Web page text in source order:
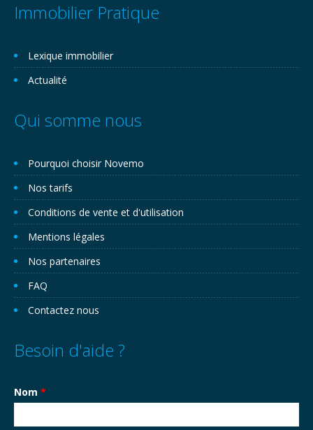
Immobilier Pratique
Lexique immobilier
Actualité
Qui somme nous
Pourquoi choisir Novemo
Nos tarifs
Conditions de vente et d'utilisation
Mentions légales
Nos partenaires
FAQ
Contactez nous
Besoin d'aide ?
Nom *